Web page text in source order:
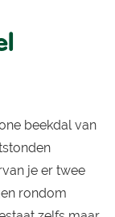
beekdal van
je er twee
rondom